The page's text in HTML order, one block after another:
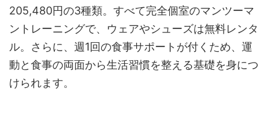
205,480円の3種類。すべて完全個室のマンツーマ
ントレーニングで、ウェアやシューズは無料レンタ
ル。さらに、週1回の食事サポートが付くため、運
動と食事の両面から生活習慣を整える基礎を身につ
けられます。